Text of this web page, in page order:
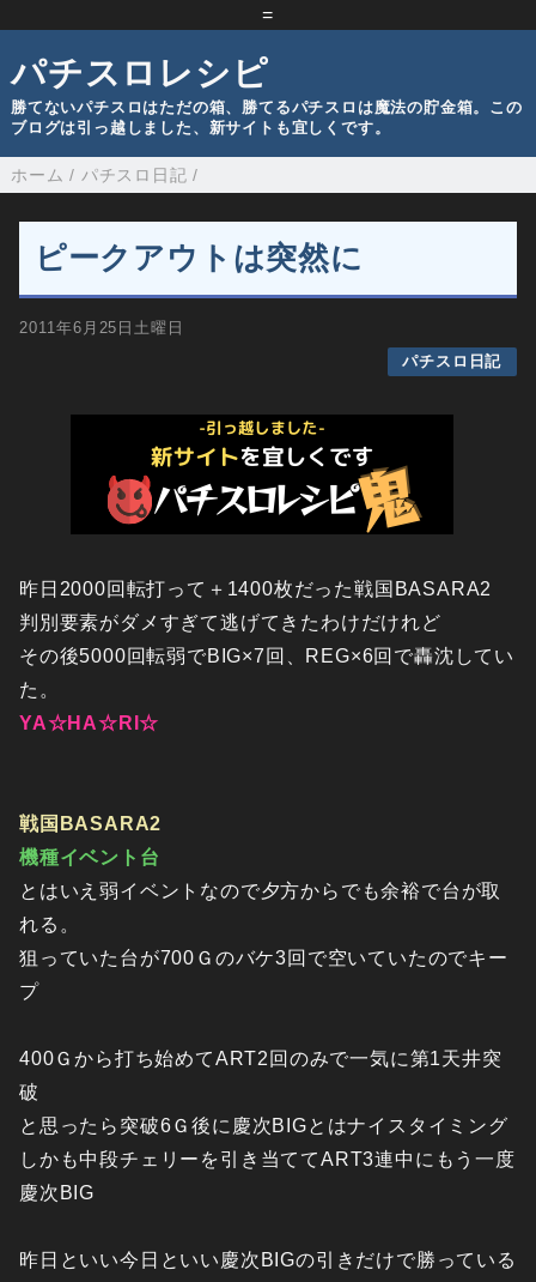
=
パチスロレシピ
勝てないパチスロはただの箱、勝てるパチスロは魔法の貯金箱。この
ブログは引っ越しました、新サイトも宜しくです。
ホーム / パチスロ日記 /
ピークアウトは突然に
2011年6月25日土曜日
パチスロ日記
昨日2000回転打って＋1400枚だった戦国BASARA2
判別要素がダメすぎて逃げてきたわけだけれど
その後5000回転弱でBIG×7回、REG×6回で轟沈してい
た。
YA☆HA☆RI☆
戦国BASARA2
機種イベント台
とはいえ弱イベントなので夕方からでも余裕で台が取
れる。
狙っていた台が700Ｇのバケ3回で空いていたのでキー
プ
400Ｇから打ち始めてART2回のみで一気に第1天井突
破
と思ったら突破6Ｇ後に慶次BIGとはナイスタイミング
しかも中段チェリーを引き当ててART3連中にもう一度
慶次BIG
昨日といい今日といい慶次BIGの引きだけで勝っている